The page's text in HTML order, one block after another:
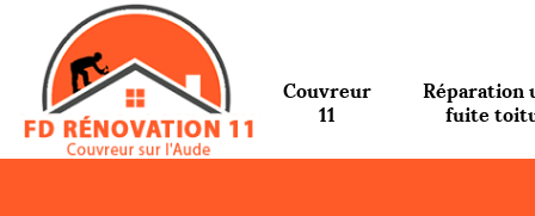
Couvreur
11
Réparation
fuite